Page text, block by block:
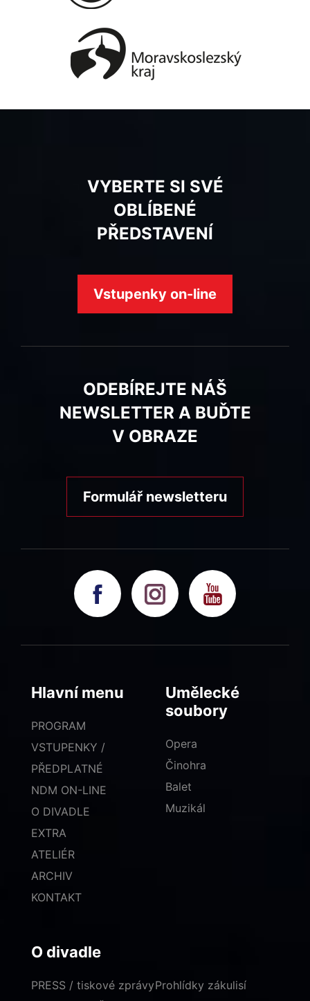
VYBERTE SI SVÉ
OBLÍBENÉ
PŘEDSTAVENÍ
Vstupenky on-line
ODEBÍREJTE NÁŠ
NEWSLETTER A BUĎTE
V OBRAZE
Formulář newsletteru
Hlavní menu
PROGRAM
VSTUPENKY /
PŘEDPLATNÉ
NDM ON-LINE
O DIVADLE
EXTRA
ATELIÉR
ARCHIV
KONTAKT
Umělecké
soubory
Opera
Činohra
Balet
Muzikál
O divadle
PRESS / tiskové zprávyProhlídky zákulisí